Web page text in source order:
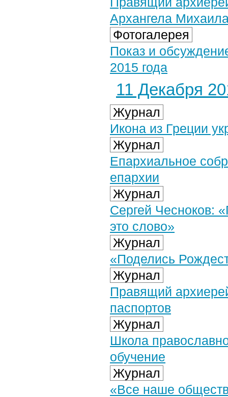
Архангела
Фотогалерея
Показ и
2015 года
11 Декабря
Журнал
Икона из Греции
Журнал
Епархиальное
епархии
Журнал
Сергей Чесноков:
это слово»
Журнал
«Поделись
Журнал
Правящий
паспортов
Журнал
Школа
обучение
Журнал
«Все наше